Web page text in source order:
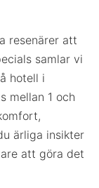
resenärer att
samlar vi
hotell i
mellan 1 och
ärliga insikter
att göra det